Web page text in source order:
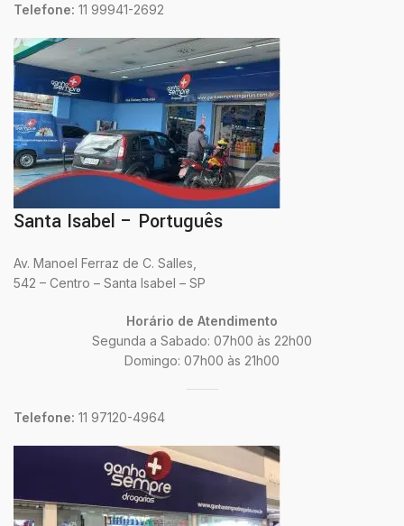
Telefone: 11 99941-2692
Santa Isabel – Português
Av. Manoel Ferraz de C. Salles,
542 – Centro – Santa Isabel – SP
Horário de Atendimento
Segunda a Sabado: 07h00 às 22h00
Domingo: 07h00 às 21h00
Telefone: 11 97120-4964